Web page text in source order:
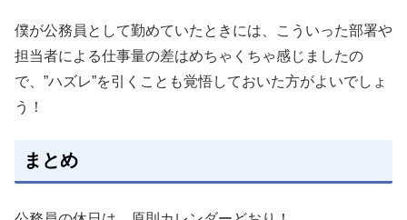
僕が公務員として勤めていたときには、こういった部署や
担当者による仕事量の差はめちゃくちゃ感じましたの
で、”ハズレ”を引くことも覚悟しておいた方がよいでしょ
う！
まとめ